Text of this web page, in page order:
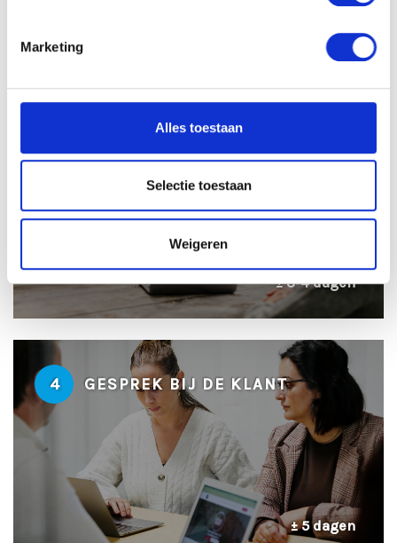
Marketing
Alles toestaan
Selectie toestaan
Weigeren
± 2 dagen
± 3-4 dagen
4 GESPREK BIJ DE KLANT
± 5 dagen